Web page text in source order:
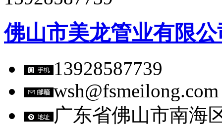
佛山市美龙管业有限公
13928587739
wsh@fsmeilong.com
广东省佛山市南海